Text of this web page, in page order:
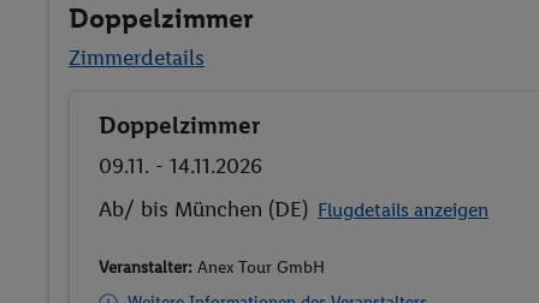
Doppelzimmer
Zimmerdetails
Buchen
Doppelzimmer
09.11. - 14.11.2026
Ab/ bis München (DE) Flugdetails anzeigen
Veranstalter: Anex Tour GmbH